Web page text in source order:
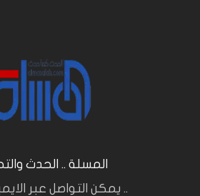
المسلة .. الحدث
.. يمكن التواصل عبر